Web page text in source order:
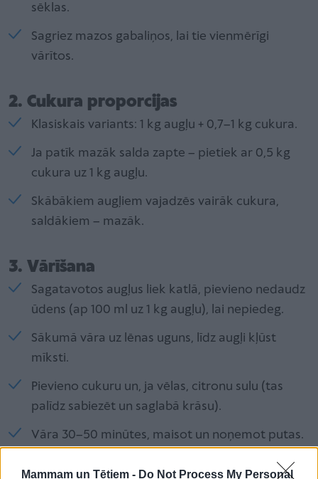
Mammam un Tētiem - Do Not Process My Personal
sēklas.
Sagriez mazos gabaliņos, lai tie vienmērīgi
vārītos.
2. Cukura proporcijas
Klasiskais variants: 1 kg augļu + 0,7–1 kg cukura.
Ja patīk mazāk salda zapte – pietiek ar 0,5 kg
cukura uz 1 kg augļu.
Skābākiem augļiem vajadzēs vairāk cukura,
saldākiem – mazāk.
3. Vārīšana
Sagatavotos augļus liek katlā, pievieno nedaudz
ūdens (ap 100 ml uz 1 kg augļu), lai nepiedeg.
Sākumā vāra uz lēnas uguns, līdz augļi kļūst
mīksti.
Pievieno cukuru un, ja vēlas, citronu sulu (tas
palīdz sabiezēt un saglabā krāsu).
Vāra 30–50 minūtes, maisot un noņemot putas.